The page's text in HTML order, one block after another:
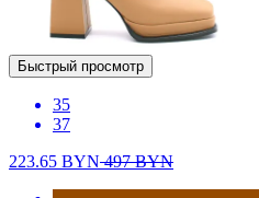
Быстрый просмотр
35
37
223.65 BYN497BYN